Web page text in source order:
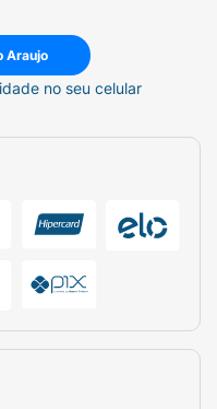
Araujo
no seu celular